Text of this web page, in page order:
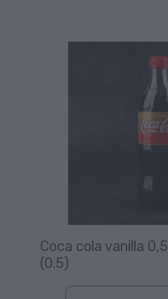
Coca cola vanilla 0,5
(0.5)